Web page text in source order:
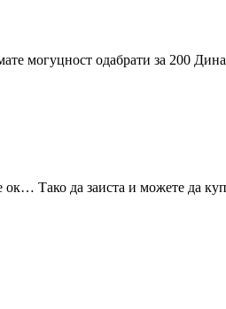
могуцност одабрати за 200
Тако да заиста и можете да